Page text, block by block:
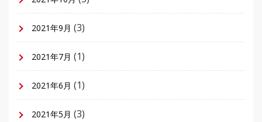
2021年9月 (3)
2021年7月 (1)
2021年6月 (1)
2021年5月 (3)